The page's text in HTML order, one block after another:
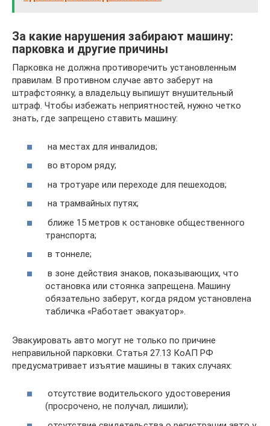
За какие нарушения забирают машину:
парковка и другие причины
Парковка не должна противоречить установленным
правилам. В противном случае авто заберут на
штрафстоянку, а владельцу выпишут внушительный
штраф. Чтобы избежать неприятностей, нужно четко
знать, где запрещено ставить машину:
на местах для инвалидов;
во втором ряду;
на тротуаре или переходе для пешеходов;
на трамвайных путях;
ближе 15 метров к остановке общественного
транспорта;
в тоннеле;
в зоне действия знаков, показывающих, что
остановка или стоянка запрещена. Машину
обязательно заберут, когда рядом установлена
табличка «Работает эвакуатор».
Эвакуировать авто могут не только по причине
неправильной парковки. Статья 27.13 КоАП РФ
предусматривает изъятие машины в таких случаях:
отсутствие водительского удостоверения
(просрочено, не получал, лишили);